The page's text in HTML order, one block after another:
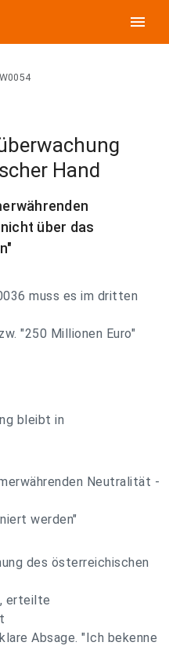
menu
Hand
über das
muss es im dritten
"250 Millionen Euro"
bleibt in
Neutralität -
werden"
des österreichischen
erteilte
Absage. "Ich bekenne